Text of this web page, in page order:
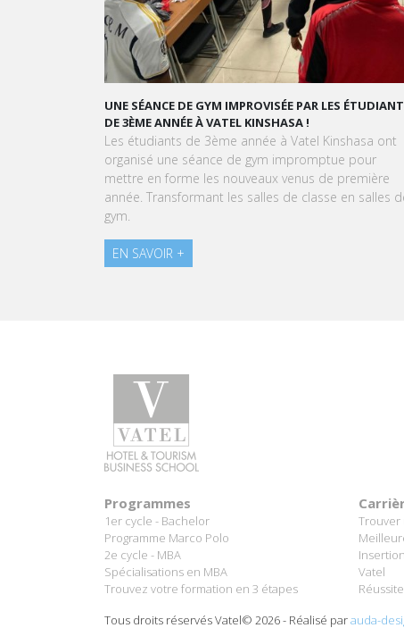
LES ÉTUDIANTS
en salles de
GRAND ORAL : TRANSFORMONS LE STRESS EN
GOURMAND !
À l'approche du Grand Oral, les étudiants de Vatel
Kinshasa sont invités à transformer le stress en
expérience aussi délicieuse qu'une création
pâtissière.
Programmes
1er cycle - Bachelor
Programme Marco Polo
2e cycle - MBA
Spécialisations en MBA
Trouvez votre formation en 3 étapes
Trouver
Vatel
Tous droits réservés Vatel© 2026 - Réalisé parauda-